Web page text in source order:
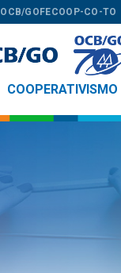
OCB/GOFECOOP-CO-TO
COOPERATIVISMO